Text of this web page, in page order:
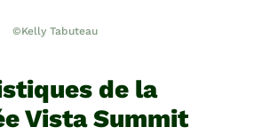
©Kelly Tabuteau
de la
Vista Summit